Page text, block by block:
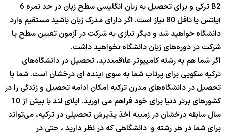
B2 ترکی و برای تحصیل به زبان انگلیسی سطح زبان در حد نمره 6
آیلتس یا تافل 80 نیاز است. اگر دارای مدرک زبان باشید مستقیم وارد
دانشگاه خواهید شد و دیگر نیازی به شرکت در آزمون تعیین سطح یا
شرکت در دوره‌های زبان دانشگاه نخواهید داشت.
اگر شما هم به رشته کامپیوتر علاقمندید، تحصیل در دانشگاه‌های
ترکیه سکویی برای پرتاب شما به سوی آینده ای درخشان است. شما با
تحصیل در دانشگاه‌های مدرن ترکیه امکان ادامه تحصیل و زندگی را در
کشورهای برتر دنیا برای خود فراهم می آورید. اپلای لند با بیش از 10
سال سابقه درخشان در زمینه اخذ پذیرش تحصیلی در ترکیه، می‌تواند
برای شما در هر رشته و دانشگاهی که در نظر دارید ، حتی در